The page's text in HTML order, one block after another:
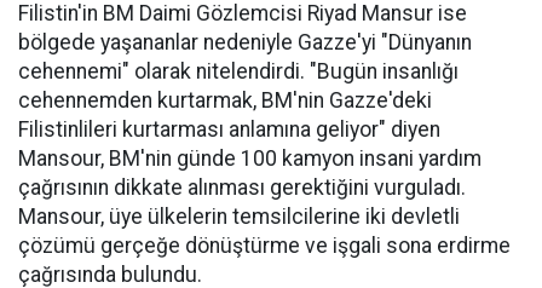
Filistin'in BM Daimi Gözlemcisi Riyad Mansur ise
bölgede yaşananlar nedeniyle Gazze'yi "Dünyanın
cehennemi" olarak nitelendirdi. "Bugün insanlığı
cehennemden kurtarmak, BM'nin Gazze'deki
Filistinlileri kurtarması anlamına geliyor" diyen
Mansour, BM'nin günde 100 kamyon insani yardım
çağrısının dikkate alınması gerektiğini vurguladı.
Mansour, üye ülkelerin temsilcilerine iki devletli
çözümü gerçeğe dönüştürme ve işgali sona erdirme
çağrısında bulundu.